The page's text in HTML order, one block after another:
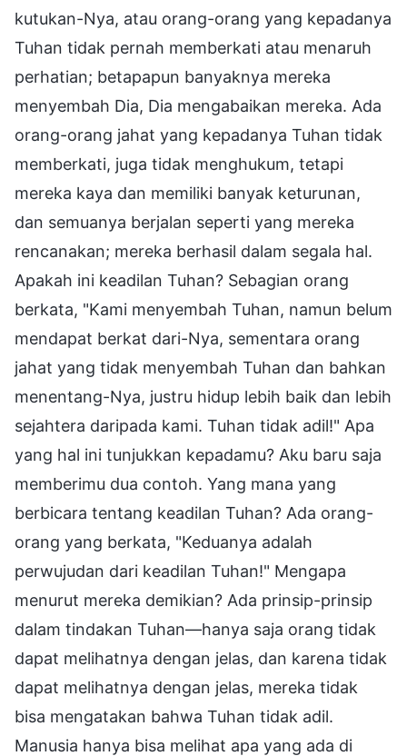
kutukan-Nya, atau orang-orang yang kepadanya
Tuhan tidak pernah memberkati atau menaruh
perhatian; betapapun banyaknya mereka
menyembah Dia, Dia mengabaikan mereka. Ada
orang-orang jahat yang kepadanya Tuhan tidak
memberkati, juga tidak menghukum, tetapi
mereka kaya dan memiliki banyak keturunan,
dan semuanya berjalan seperti yang mereka
rencanakan; mereka berhasil dalam segala hal.
Apakah ini keadilan Tuhan? Sebagian orang
berkata, "Kami menyembah Tuhan, namun belum
mendapat berkat dari-Nya, sementara orang
jahat yang tidak menyembah Tuhan dan bahkan
menentang-Nya, justru hidup lebih baik dan lebih
sejahtera daripada kami. Tuhan tidak adil!" Apa
yang hal ini tunjukkan kepadamu? Aku baru saja
memberimu dua contoh. Yang mana yang
berbicara tentang keadilan Tuhan? Ada orang-
orang yang berkata, "Keduanya adalah
perwujudan dari keadilan Tuhan!" Mengapa
menurut mereka demikian? Ada prinsip-prinsip
dalam tindakan Tuhan—hanya saja orang tidak
dapat melihatnya dengan jelas, dan karena tidak
dapat melihatnya dengan jelas, mereka tidak
bisa mengatakan bahwa Tuhan tidak adil.
Manusia hanya bisa melihat apa yang ada di